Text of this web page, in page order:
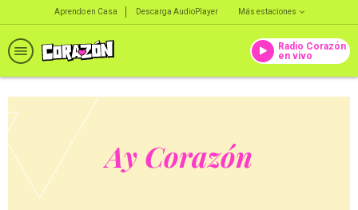
Aprendo en Casa Descarga AudioPlayer Más estaciones
Radio Corazón
en vivo
Ay Corazón